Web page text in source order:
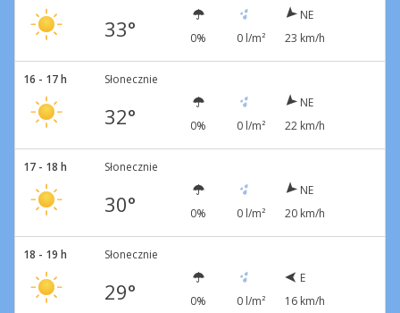
33° 0% 0 l/m²
NE
23 km/h
16 - 17 h Słonecznie
32° 0% 0 l/m²
NE
22 km/h
17 - 18 h Słonecznie
30° 0% 0 l/m²
NE
20 km/h
18 - 19 h Słonecznie
29° 0% 0 l/m²
E
16 km/h